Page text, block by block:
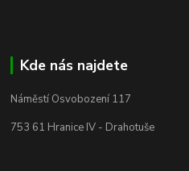
Kde nás najdete
Náměstí Osvobození 117
753 61 Hranice IV - Drahotuše